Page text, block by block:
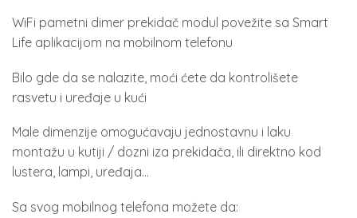
WiFi pametni dimer prekidač modul povežite sa Smart
Life aplikacijom na mobilnom telefonu
Bilo gde da se nalazite, moći ćete da kontrolišete
rasvetu i uređaje u kući
Male dimenzije omogućavaju jednostavnu i laku
montažu u kutiji / dozni iza prekidača, ili direktno kod
lustera, lampi, uređaja…
Sa svog mobilnog telefona možete da: